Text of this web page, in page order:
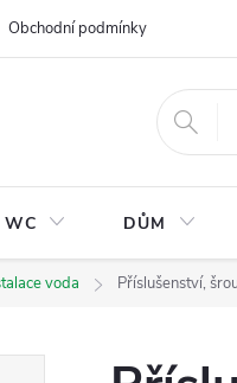
Obchodní podmínky
WC DŮM
voda Příslušenství,